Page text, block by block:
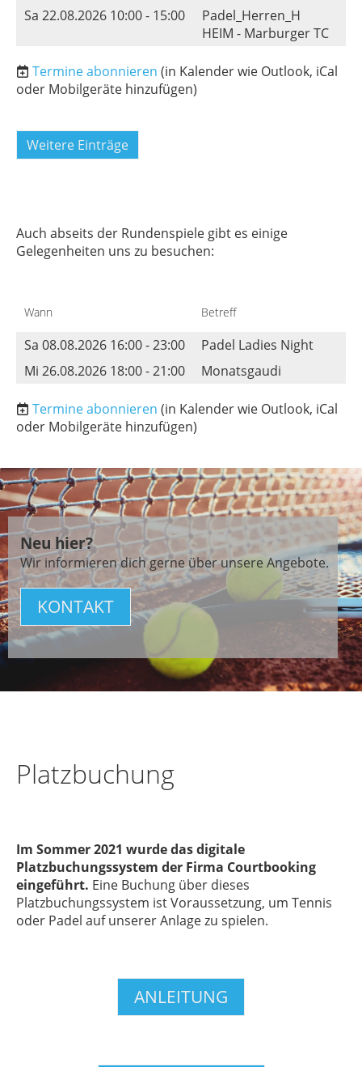
Sa 22.08.2026 10:00 - 15:00
Padel_Herren_H
HEIM - Marburger TC
Termine abonnieren (in Kalender wie Outlook, iCal
oder Mobilgeräte hinzufügen)
Weitere Einträge
Auch abseits der Rundenspiele gibt es einige
Gelegenheiten uns zu besuchen:
Wann Betreff
Sa 08.08.2026 16:00 - 23:00
Padel Ladies Night
Mi 26.08.2026 18:00 - 21:00
Monatsgaudi
Termine abonnieren (in Kalender wie Outlook, iCal
oder Mobilgeräte hinzufügen)
Neu hier?
Wir informieren dich gerne über unsere Angebote.
KONTAKT
Platzbuchung
Im Sommer 2021 wurde das digitale
Platzbuchungssystem der Firma Courtbooking
eingeführt. Eine Buchung über dieses
Platzbuchungssystem ist Voraussetzung, um Tennis
oder Padel auf unserer Anlage zu spielen.
ANLEITUNG